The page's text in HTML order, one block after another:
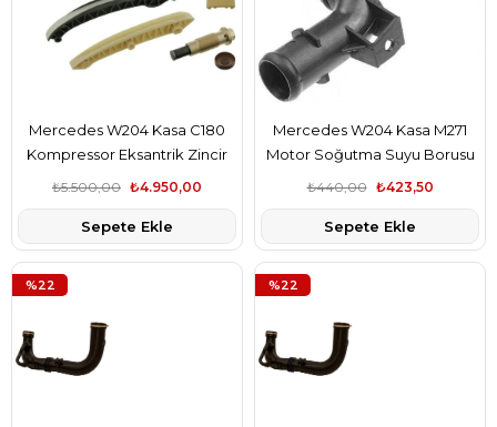
Mercedes W204 Kasa C180
Kompressor Eksantrik Zincir
Seti Marka A2710500611
₺4.950,00
₺5.500,00
Sepete Ekle
Mercedes W204 Kasa M271
Motor Soğutma Suyu Borusu
(Su Flanşı) Rapro Marka
₺423,50
₺440,00
Sepete Ekle
%22 %22